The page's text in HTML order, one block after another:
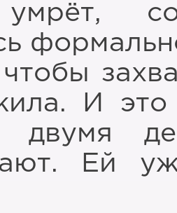
И это
двумя
Ей